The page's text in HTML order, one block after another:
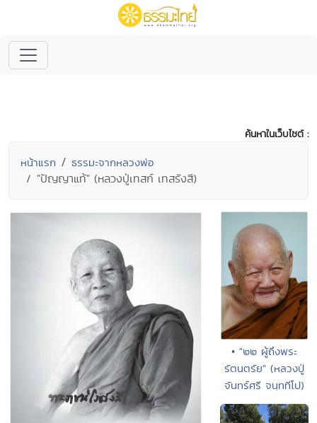
ค้นหาในเว็บไซต์ :
หน้าแรก ธรรมะจากหลวงพ่อ
"ปัญญาแท้" (หลวงปู่เทสก์ เทสรังสี)
• "๒๒ ผู้ถึงพระ
รัตนตรัย" (หลวงปู่
จันทร์ศรี จนฺททีโป)